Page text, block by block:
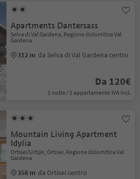
Apartments Dantersass
Selva di Val Gardena, Regione dolomitica Val
Gardena
312 m da Selva di Val Gardena centro
Da 120€
1 notte / 1 appartamento IVA incl.
Mountain Living Apartment
Idylia
Ortisei/Urtijëi, Ortisei, Regione dolomitica Val
Gardena
358 m da Ortisei centro